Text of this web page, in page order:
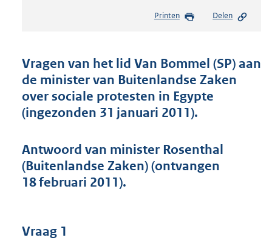
s
n
d
s
g
r
t
e
Printen Delen
Vragen van het lid Van Bommel (SP) aan
de minister van Buitenlandse Zaken
over sociale protesten in Egypte
(ingezonden 31 januari 2011).
Antwoord van minister Rosenthal
(Buitenlandse Zaken) (ontvangen
18 februari 2011).
Vraag 1